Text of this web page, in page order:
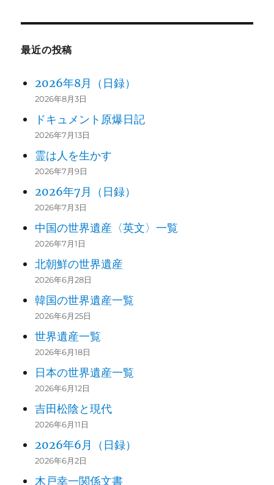
最近の投稿
2026年8月（日録）
2026年8月3日
ドキュメント原爆日記
2026年7月13日
霊は人を生かす
2026年7月9日
2026年7月（日録）
2026年7月3日
中国の世界遺産〈英文〉一覧
2026年7月1日
北朝鮮の世界遺産
2026年6月28日
韓国の世界遺産一覧
2026年6月25日
世界遺産一覧
2026年6月18日
日本の世界遺産一覧
2026年6月12日
吉田松陰と現代
2026年6月11日
2026年6月（日録）
2026年6月2日
木戸幸一関係文書